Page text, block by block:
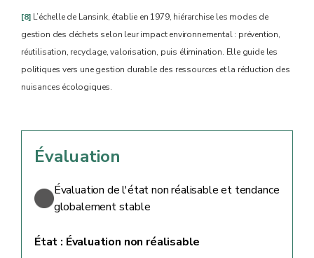
[8] L’échelle de Lansink, établie en 1979, hiérarchise les modes de
gestion des déchets selon leur impact environnemental : prévention,
réutilisation, recyclage, valorisation, puis élimination. Elle guide les
politiques vers une gestion durable des ressources et la réduction des
nuisances écologiques.
Évaluation
Évaluation de l'état non réalisable et tendance
globalement stable
État : Évaluation non réalisable